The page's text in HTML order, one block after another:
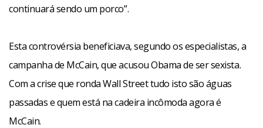
continuará sendo um porco”.
Esta controvérsia beneficiava, segundo os especialistas, a
campanha de McCain, que acusou Obama de ser sexista.
Com a crise que ronda Wall Street tudo isto são águas
passadas e quem está na cadeira incômoda agora é
McCain.